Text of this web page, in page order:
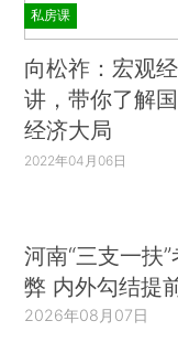
私房课
向松祚：宏观
讲，带你了解
经济大局
2022年04月06日
河南“三支一扶
弊 内外勾结提
2026年08月07日